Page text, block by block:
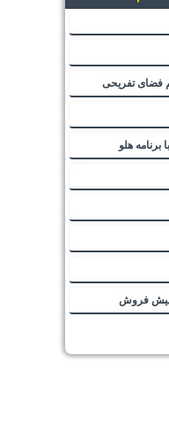
فضای تفریحی
برنامه هلو
پیش فروش